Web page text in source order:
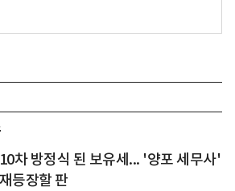
10차 방정식 된 보유세... '양포 세무사'
재등장할 판